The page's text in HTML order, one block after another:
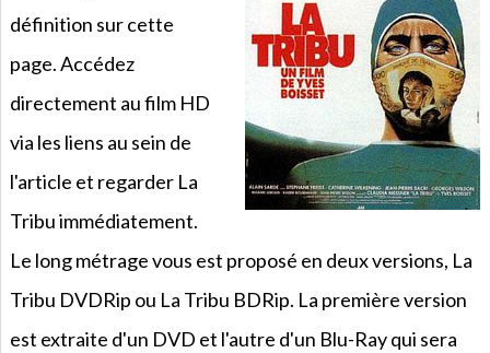
définition sur cette
page. Accédez
directement au film HD
via les liens au sein de
l'article et regarder La
Tribu immédiatement.
Le long métrage vous est proposé en deux versions, La
Tribu DVDRip ou La Tribu BDRip. La première version
est extraite d'un DVD et l'autre d'un Blu-Ray qui sera